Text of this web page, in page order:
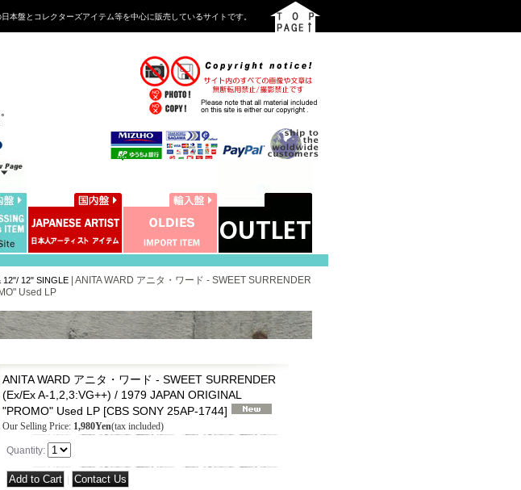
本盤とコレクターズアイテム等を中心に販売しているサイトです。
12"/ 12" SINGLE| ANITA WARD アニタ・ワード - SWEET SURRENDER
Used LP
ANITA WARD アニタ・ワード - SWEET SURRENDER
(Ex/Ex A-1,2,3:VG++) / 1979 JAPAN ORIGINAL
"PROMO" Used LP [CBS SONY 25AP-1744]
Our Selling Price: 1,980Yen(tax included)
Quantity: